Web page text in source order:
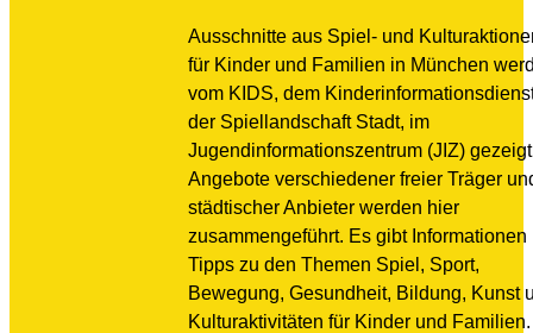
Ausschnitte aus Spiel- und
für Kinder und Familien in München
vom KIDS, dem
der Spiellandschaft Stadt, im
Jugendinformationszentrum (JIZ)
Angebote verschiedener freier Träger
städtischer Anbieter werden hier
zusammengeführt. Es gibt Informationen
Tipps zu den Themen Spiel, Sport,
Bewegung, Gesundheit, Bildung, Kunst
Kulturaktivitäten für Kinder und Familien.